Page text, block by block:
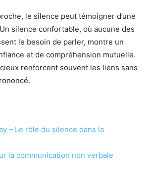
le silence peut témoigner d’une
silence confortable, où aucune des
le besoin de parler, montre un
et de compréhension mutuelle.
renforcent souvent les liens sans
– Le rôle du silence dans la
la communication non verbale